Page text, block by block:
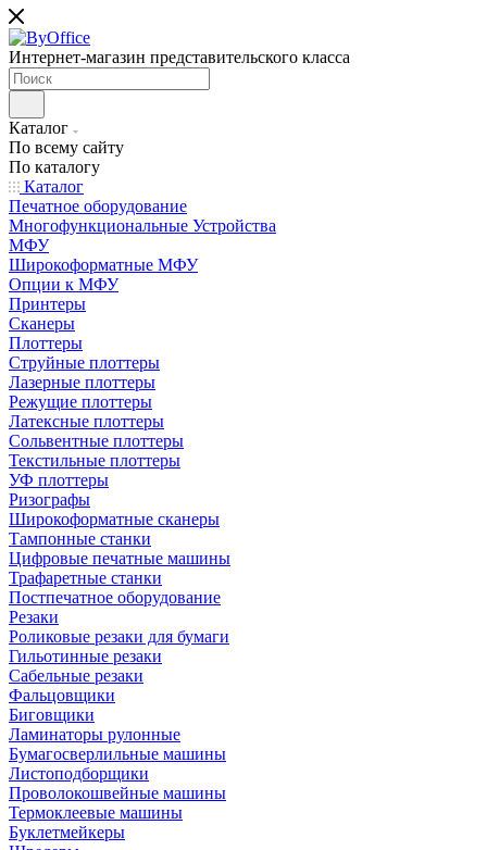
Интернет-магазин представительского класса
Каталог
По всему сайту
По каталогу
Каталог
Печатное оборудование
Многофункциональные Устройства
МФУ
Широкоформатные МФУ
Опции к МФУ
Принтеры
Сканеры
Плоттеры
Струйные плоттеры
Лазерные плоттеры
Режущие плоттеры
Латексные плоттеры
Сольвентные плоттеры
Текстильные плоттеры
УФ плоттеры
Ризографы
Широкоформатные сканеры
Тампонные станки
Цифровые печатные машины
Трафаретные станки
Постпечатное оборудование
Резаки
Роликовые резаки для бумаги
Гильотинные резаки
Сабельные резаки
Фальцовщики
Биговщики
Ламинаторы рулонные
Бумагосверлильные машины
Листоподборщики
Проволокошвейные машины
Термоклеевые машины
Буклетмейкеры